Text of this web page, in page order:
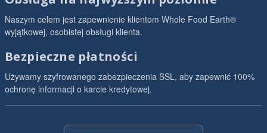
Naszym celem jest zapewnienie klientom Whole Food Earth®
wyjątkowej, osobistej obsługi klienta.
Bezpieczne płatności
Używamy szyfrowanego zabezpieczenia SSL, aby zapewnić 100%
ochronę informacji o karcie kredytowej.